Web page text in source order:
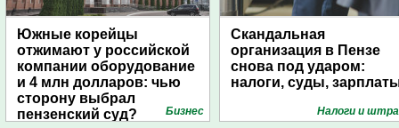
Южные корейцы
отжимают у российской
компании оборудование
и 4 млн долларов: чью
сторону выбрал
пензенский суд?
Бизнес
Скандальная
организация в Пензе
снова под ударом:
налоги, суды,
Налоги и